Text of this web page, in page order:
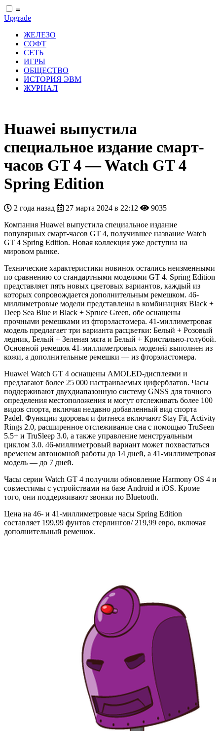
≡
Upgrade
ЖЕЛЕЗО
СОФТ
СЕТЬ
ИГРЫ
ОБЩЕСТВО
ИСТОРИЯ ЭВМ
ЖУРНАЛ
Huawei выпустила
специальное издание смарт-
часов GT 4 — Watch GT 4
Spring Edition
2 года назад 27 марта 2024 в 22:12
9035
Компания Huawei выпустила специальное издание
популярных смарт-часов GT 4, получившее название Watch
GT 4 Spring Edition. Новая коллекция уже доступна на
мировом рынке.
Технические характеристики новинок остались неизменными
по сравнению со стандартными моделями GT 4. Spring Edition
представляет пять новых цветовых вариантов, каждый из
которых сопровождается дополнительным ремешком. 46-
миллиметровые модели представлены в комбинациях Black +
Deep Sea Blue и Black + Spruce Green, обе оснащены
прочными ремешками из фторэластомера. 41-миллиметровая
модель предлагает три варианта расцветки: Белый + Розовый
ледник, Белый + Зеленая мята и Белый + Кристально-голубой.
Основной ремешок 41-миллиметровых моделей выполнен из
кожи, а дополнительные ремешки — из фторэластомера.
Huawei Watch GT 4 оснащены AMOLED-дисплеями и
предлагают более 25 000 настраиваемых циферблатов. Часы
поддерживают двухдиапазонную систему GNSS для точного
определения местоположения и могут отслеживать более 100
видов спорта, включая недавно добавленный вид спорта
Padel. Функции здоровья и фитнеса включают Stay Fit, Activity
Rings 2.0, расширенное отслеживание сна с помощью TruSeen
5.5+ и TruSleep 3.0, а также управление менструальным
циклом 3.0. 46-миллиметровый вариант может похвастаться
временем автономной работы до 14 дней, а 41-миллиметровая
модель — до 7 дней.
Часы серии Watch GT 4 получили обновление Harmony OS 4 и
совместимы с устройствами на базе Android и iOS. Кроме
того, они поддерживают звонки по Bluetooth.
Цена на 46- и 41-миллиметровые часы Spring Edition
составляет 199,99 фунтов стерлингов/ 219,99 евро, включая
дополнительный ремешок.